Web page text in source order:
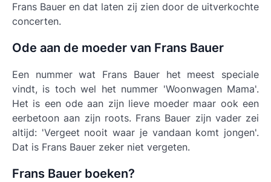
Frans Bauer en dat laten zij zien door de uitverkochte
concerten.
Ode aan de moeder van Frans Bauer
Een nummer wat Frans Bauer het meest speciale
vindt, is toch wel het nummer 'Woonwagen Mama'.
Het is een ode aan zijn lieve moeder maar ook een
eerbetoon aan zijn roots. Frans Bauer zijn vader zei
altijd: 'Vergeet nooit waar je vandaan komt jongen'.
Dat is Frans Bauer zeker niet vergeten.
Frans Bauer boeken?